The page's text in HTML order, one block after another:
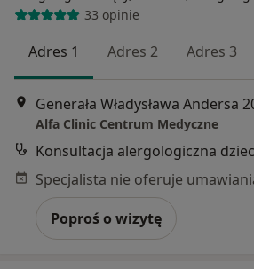
33 opinie
Adres 1 Adres 2 Adres 3
Generała Władysława Andersa
Alfa Clinic Centrum Medyczne
Konsultacja alergologiczna
Poproś o wizytę